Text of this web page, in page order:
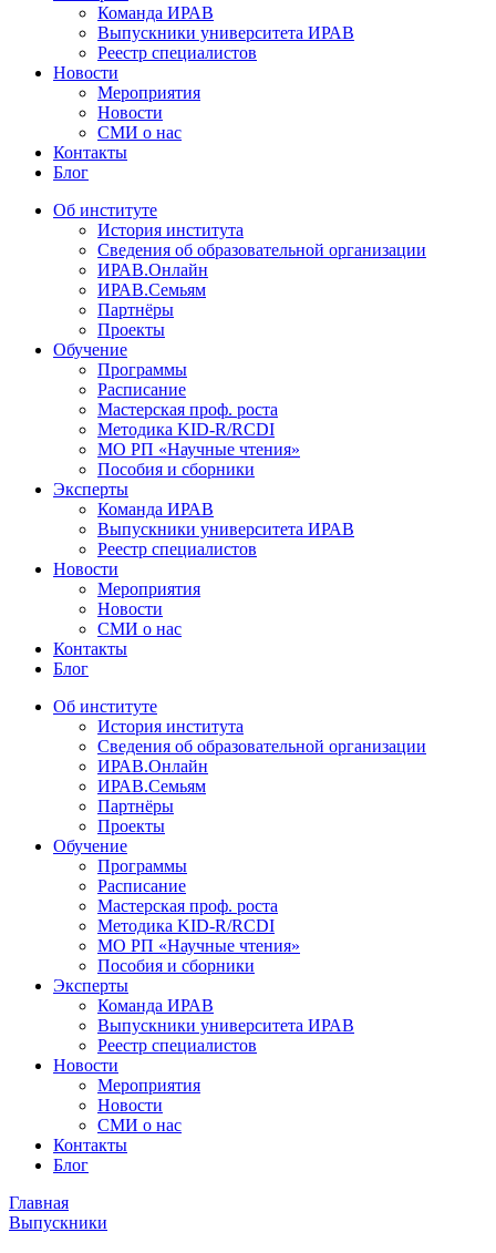
Команда ИРАВ
Выпускники университета ИРАВ
Реестр специалистов
Новости
Мероприятия
Новости
СМИ о нас
Контакты
Блог
Об институте
История института
Сведения об образовательной организации
ИРАВ.Онлайн
ИРАВ.Семьям
Партнёры
Проекты
Обучение
Программы
Расписание
Мастерская проф. роста
Методика KID-R/RCDI
МО РП «Научные чтения»
Пособия и сборники
Эксперты
Команда ИРАВ
Выпускники университета ИРАВ
Реестр специалистов
Новости
Мероприятия
Новости
СМИ о нас
Контакты
Блог
Об институте
История института
Сведения об образовательной организации
ИРАВ.Онлайн
ИРАВ.Семьям
Партнёры
Проекты
Обучение
Программы
Расписание
Мастерская проф. роста
Методика KID-R/RCDI
МО РП «Научные чтения»
Пособия и сборники
Эксперты
Команда ИРАВ
Выпускники университета ИРАВ
Реестр специалистов
Новости
Мероприятия
Новости
СМИ о нас
Контакты
Блог
Главная
Выпускники